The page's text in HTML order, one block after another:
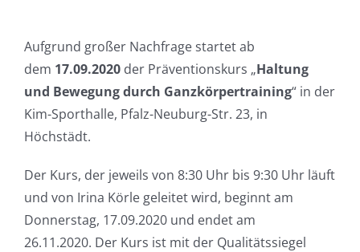
Aufgrund großer Nachfrage startet ab
dem 17.09.2020der Präventionskurs „Haltung
und Bewegung durch Ganzkörpertraining“ in der
Kim-Sporthalle, Pfalz-Neuburg-Str. 23, in
Höchstädt.
Der Kurs, der jeweils von 8:30 Uhr bis 9:30 Uhr läuft
und von Irina Körle geleitet wird, beginnt am
Donnerstag, 17.09.2020 und endet am
26.11.2020. Der Kurs ist mit der Qualitätssiegel